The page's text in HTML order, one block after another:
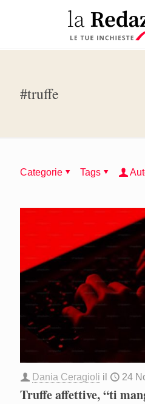
#truffe
Categorie Tags
Dania Ceragioli il 24
Truffe affettive, “ti